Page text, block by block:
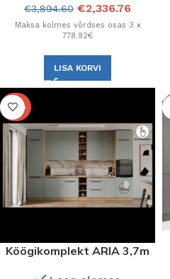
€3,894.60 €2,336.76
Maksa kolmes võrdses osas 3 x
778.92€
LISA KORVI
-40%
Köögikomplekt ARIA 3,7m